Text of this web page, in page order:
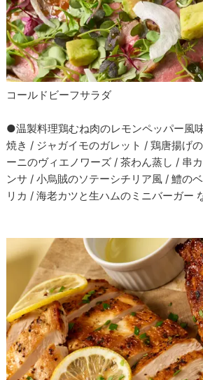
コールドビーフサラダ
●温製料理鶏むね肉のレモンペッパー風
焼き / ジャガイモのガレット / 鶏唐揚げ
ーニのヴィエノワーズ / 茶わん蒸し / 串
ンサ / 小烏賊のソテーシチリア風 / 鱧の
リカ / 海老カツと生ハムのミニバーガー